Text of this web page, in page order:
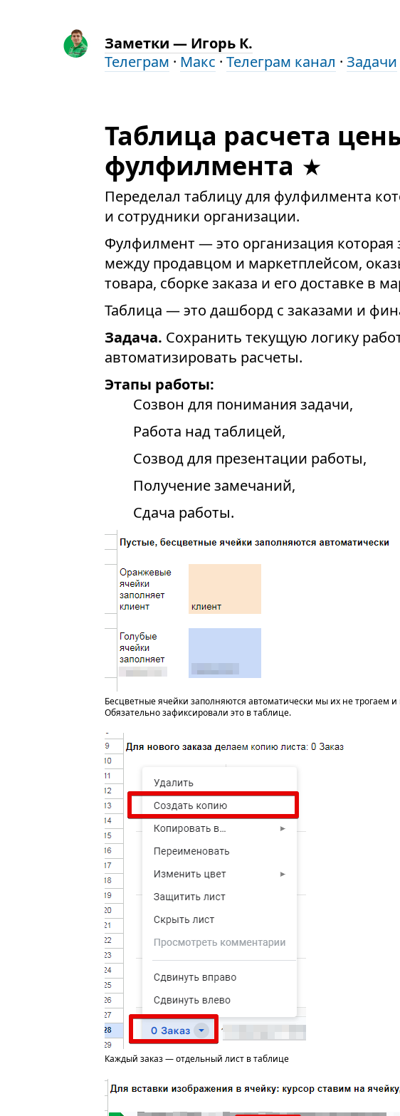
Заметки — Игорь К.
Телеграм · Макс ·Телеграм канал ·Задачи
Таблица расчета
фулфилмента
Переделал таблицу для фулфилмента
и сотрудники организации.
Фулфилмент — это организация которая
между продавцом и маркетплейсом,
товара, сборке заказа и его доставке в
Таблица — это дашборд с заказами и
Задача. Сохранить текущую логику
автоматизировать расчеты.
Этапы работы:
Созвон для понимания задачи,
Работа над таблицей,
Созвод для презентации работы,
Получение замечаний,
Сдача работы.
Бесцветные ячейки заполняются автоматически мы их не трогаем
Обязательно зафиксировали это в таблице.
Каждый заказ — отдельный лист в таблице